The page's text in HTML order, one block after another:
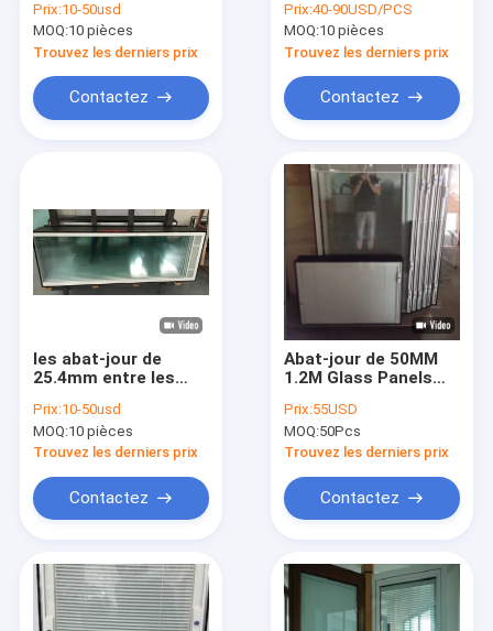
Prix:10-50usd
MOQ:10 pièces
Trouvez les derniers prix
Contactez
"d'épaisseur
Entraînement par
courroie au lieu d'une
corde
Prix:40-90USD/PCS
MOQ:10 pièces
Trouvez les derniers prix
Contactez
les abat-jour de
25.4mm entre les
verre de forme pour
des portes de patio
l'OEM d'isolation
Prix:10-50usd
MOQ:10 pièces
Trouvez les derniers prix
Contactez
Abat-jour de 50MM
1.2M Glass Panels
verre pour les portes
françaises
Noiseproof
Prix:55USD
MOQ:50Pcs
Trouvez les derniers prix
Contactez